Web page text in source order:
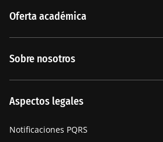
Oferta académica
Sobre nosotros
Manifiesto
Aspectos legales
Notificaciones PQRS